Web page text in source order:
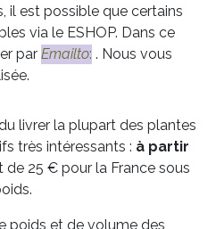
il est possible que certains
via le ESHOP. Dans ce
par Emailto: . Nous vous
livrer la plupart des plantes
très intéressants : à partir
25 € pour la France sous
poids et de volume des